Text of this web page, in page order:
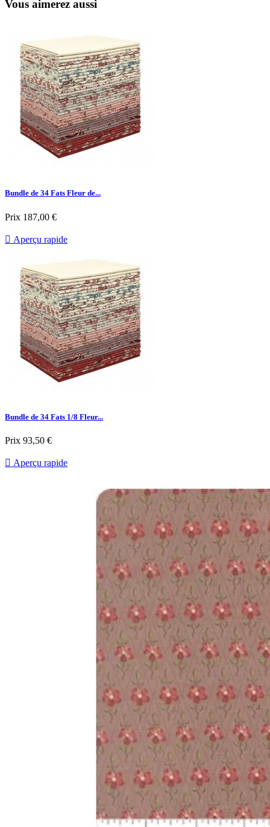
Vous aimerez aussi
Bundle de 34 Fats Fleur de...
Prix 187,00 €
 Aperçu rapide
Bundle de 34 Fats 1/8 Fleur...
Prix 93,50 €
 Aperçu rapide